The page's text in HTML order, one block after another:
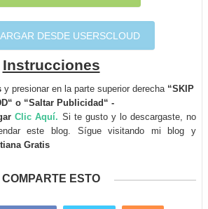
DESDE USERSCLOUD
Instrucciones
y presionar en la parte superior derecha “SKIP
o “Saltar Publicidad“ -
Clic Aquí. Si te gusto y lo descargaste, no
este blog. Sígue visitando mi blog y
Gratis
COMPARTE ESTO